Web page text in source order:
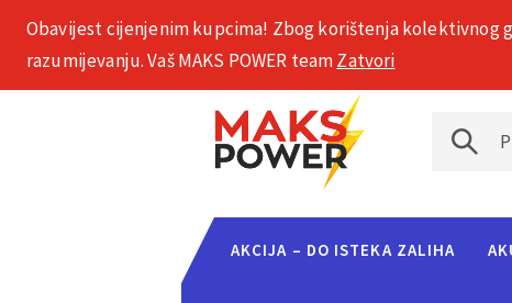
+385 1 2002 575
AKCIJA – DO ISTEKA ZALIHA
Obavijest cijenjenim kupcima! Zbog korištenja kolektivnog
razumijevanju. Vaš MAKS POWER teamZatvori